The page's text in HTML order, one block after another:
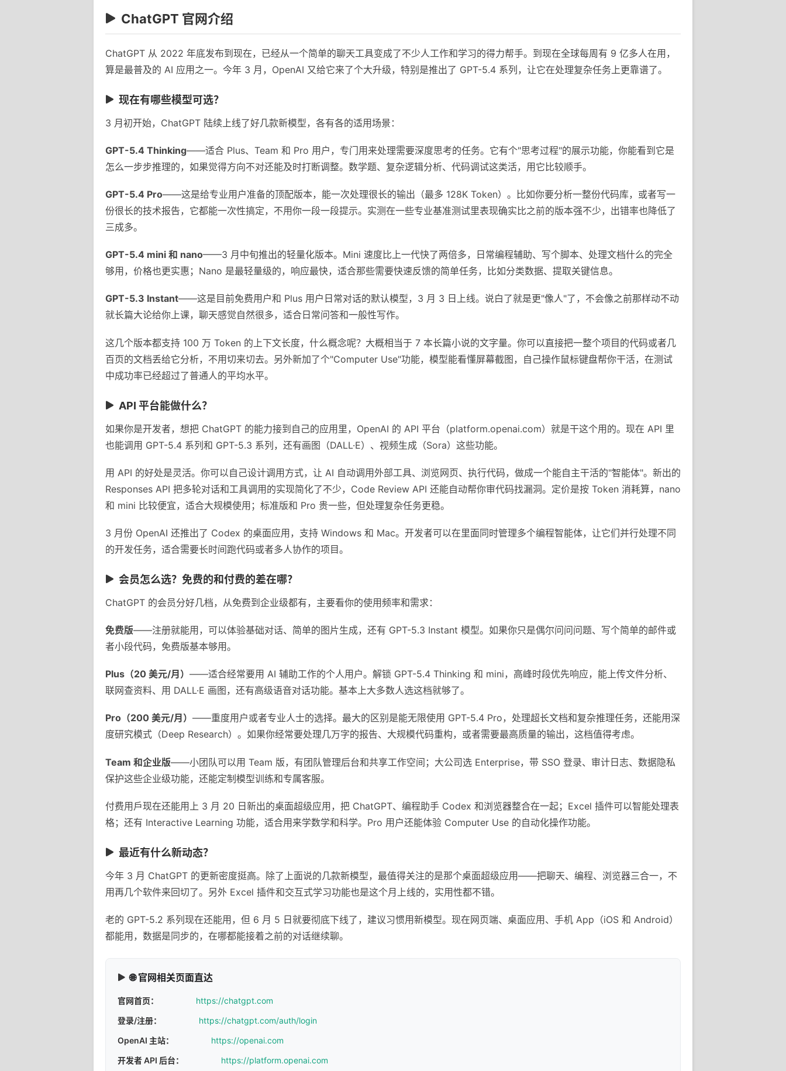
ChatGPT 官网介绍
ChatGPT 从 2022 年底发布到现在，已经从一个简单的聊天工具变成了不少人工作和学习的得力帮手。到现在全球每周有 9 亿多人在用，
算是最普及的 AI 应用之一。今年 3 月，OpenAI 又给它来了个大升级，特别是推出了 GPT-5.4 系列，让它在处理复杂任务上更靠谱了。
现在有哪些模型可选？
3 月初开始，ChatGPT 陆续上线了好几款新模型，各有各的适用场景：
GPT-5.4 Thinking——适合 Plus、Team 和 Pro 用户，专门用来处理需要深度思考的任务。它有个"思考过程"的展示功能，你能看到它是
怎么一步步推理的，如果觉得方向不对还能及时打断调整。数学题、复杂逻辑分析、代码调试这类活，用它比较顺手。
GPT-5.4 Pro——这是给专业用户准备的顶配版本，能一次处理很长的输出（最多 128K Token）。比如你要分析一整份代码库，或者写一
份很长的技术报告，它都能一次性搞定，不用你一段一段提示。实测在一些专业基准测试里表现确实比之前的版本强不少，出错率也降低了
三成多。
GPT-5.4 mini 和 nano——3 月中旬推出的轻量化版本。Mini 速度比上一代快了两倍多，日常编程辅助、写个脚本、处理文档什么的完全
够用，价格也更实惠；Nano 是最轻量级的，响应最快，适合那些需要快速反馈的简单任务，比如分类数据、提取关键信息。
GPT-5.3 Instant——这是目前免费用户和 Plus 用户日常对话的默认模型，3 月 3 日上线。说白了就是更"像人"了，不会像之前那样动不动
就长篇大论给你上课，聊天感觉自然很多，适合日常问答和一般性写作。
这几个版本都支持 100 万 Token 的上下文长度，什么概念呢？大概相当于 7 本长篇小说的文字量。你可以直接把一整个项目的代码或者几
百页的文档丢给它分析，不用切来切去。另外新加了个"Computer Use"功能，模型能看懂屏幕截图，自己操作鼠标键盘帮你干活，在测试
中成功率已经超过了普通人的平均水平。
API 平台能做什么？
如果你是开发者，想把 ChatGPT 的能力接到自己的应用里，OpenAI 的 API 平台（platform.openai.com）就是干这个用的。现在 API 里
也能调用 GPT-5.4 系列和 GPT-5.3 系列，还有画图（DALL·E）、视频生成（Sora）这些功能。
用 API 的好处是灵活。你可以自己设计调用方式，让 AI 自动调用外部工具、浏览网页、执行代码，做成一个能自主干活的"智能体"。新出的
Responses API 把多轮对话和工具调用的实现简化了不少，Code Review API 还能自动帮你审代码找漏洞。定价是按 Token 消耗算，nano
和 mini 比较便宜，适合大规模使用；标准版和 Pro 贵一些，但处理复杂任务更稳。
3 月份 OpenAI 还推出了 Codex 的桌面应用，支持 Windows 和 Mac。开发者可以在里面同时管理多个编程智能体，让它们并行处理不同
的开发任务，适合需要长时间跑代码或者多人协作的项目。
会员怎么选？免费的和付费的差在哪？
ChatGPT 的会员分好几档，从免费到企业级都有，主要看你的使用频率和需求：
免费版——注册就能用，可以体验基础对话、简单的图片生成，还有 GPT-5.3 Instant 模型。如果你只是偶尔问问问题、写个简单的邮件或
者小段代码，免费版基本够用。
Plus（20 美元/月） ——适合经常要用 AI 辅助工作的个人用户。解锁 GPT-5.4 Thinking 和 mini，高峰时段优先响应，能上传文件分析、
联网查资料、用 DALL·E 画图，还有高级语音对话功能。基本上大多数人选这档就够了。
Pro（200 美元/月） ——重度用户或者专业人士的选择。最大的区别是能无限使用 GPT-5.4 Pro，处理超长文档和复杂推理任务，还能用深
度研究模式（Deep Research）。如果你经常要处理几万字的报告、大规模代码重构，或者需要最高质量的输出，这档值得考虑。
Team 和企业版——小团队可以用 Team 版，有团队管理后台和共享工作空间；大公司选 Enterprise，带 SSO 登录、审计日志、数据隐私
保护这些企业级功能，还能定制模型训练和专属客服。
付费用戶现在还能用上 3 月 20 日新出的桌面超级应用，把 ChatGPT、编程助手 Codex 和浏览器整合在一起；Excel 插件可以智能处理表
格；还有 Interactive Learning 功能，适合用来学数学和科学。Pro 用户还能体验 Computer Use 的自动化操作功能。
最近有什么新动态？
今年 3 月 ChatGPT 的更新密度挺高。除了上面说的几款新模型，最值得关注的是那个桌面超级应用——把聊天、编程、浏览器三合一，不
用再几个软件来回切了。另外 Excel 插件和交互式学习功能也是这个月上线的，实用性都不错。
老的 GPT-5.2 系列现在还能用，但 6 月 5 日就要彻底下线了，建议习惯用新模型。现在网页端、桌面应用、手机 App（iOS 和 Android）
都能用，数据是同步的，在哪都能接着之前的对话继续聊。
🌐 官网相关页面直达
官网首页：
https://chatgpt.com
登录/注册：
https://chatgpt.com/auth/login
OpenAI 主站：
https://openai.com
开发者 API 后台：
https://platform.openai.com